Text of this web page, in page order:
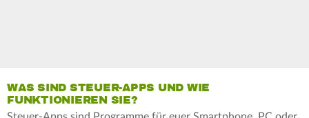
WAS SIND STEUER-APPS UND WIE
FUNKTIONIEREN SIE?